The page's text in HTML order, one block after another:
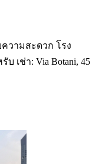
วามสะดวก โรง
เช่า: Via Botani, 45